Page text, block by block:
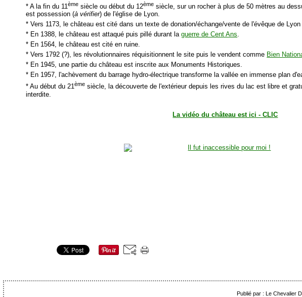
* A la fin du 11ème siècle ou début du 12ème siècle, sur un rocher à plus de 50 mètres au
est possession (à vérifier) de l'église de Lyon.
* Vers 1173, le château est cité dans un texte de donation/échange/vente de l'évêque de
* En 1388, le château est attaqué puis pillé durant laguerre de Cent Ans.
* En 1564, le château est cité en ruine.
* Vers 1792 (?), les révolutionnaires réquisitionnent le site puis le vendent comme Bien
* En 1945, une partie du château est inscrite aux Monuments Historiques.
* En 1957, l'achèvement du barrage hydro-électrique transforme la vallée en immense plan
* Au début du 21ème siècle, la découverte de l'extérieur depuis les rives du lac est libre et
interdite.
La vidéo du château est ici - CLIC
Publié par : Le Chevalier